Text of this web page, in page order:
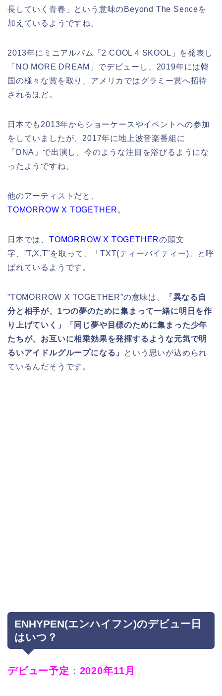
長していく青春」という意味のBeyond The Senceを
加えているようですね。
2013年にミニアルバム「2 COOL 4 SKOOL」を発表し
「NO MORE DREAM」でデビューし、2019年には韓
国の様々な賞を取り、アメリカではグラミー賞へ招待
されるほど。
日本でも2013年からショーケースやイベントへの参加
をしていましたが、2017年に地上波音楽番組に
「DNA」で出演し、今のような注目を浴びるようにな
ったようですね。
他のアーティストだと、
TOMORROW X TOGETHER 。
日本では、 TOMORROW X TOGETHERの頭文
字、”T,X,T”を取って、「TXT(ティーバイティー)」と呼
ばれているようです。
”TOMORROW X TOGETHER”の意味は、
「異なる自
分と相手が、1つの夢のために集まって一緒に明日を作
り上げていく」「同じ夢や目標のために集まった少年
たちが、お互いに相乗効果を発揮するような元気で明
るいアイドルグループになる」
という思いが込められ
ているんだそうです。
ENHYPEN(エンハイフン)のデビュー日
はいつ？
デビュー予定： 2020年11月